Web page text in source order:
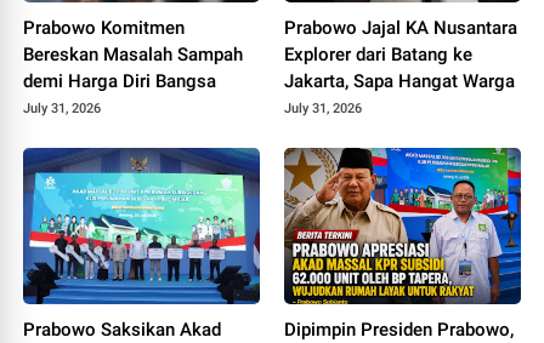
Prabowo Komitmen
Bereskan Masalah Sampah
demi Harga Diri Bangsa
July 31, 2026
Prabowo Jajal KA Nusantara
Explorer dari Batang ke
Jakarta, Sapa Hangat Warga
July 31, 2026
Prabowo Saksikan Akad
Dipimpin Presiden Prabowo,